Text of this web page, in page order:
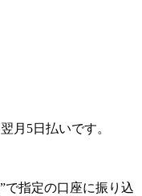
月5日払いです。
で指定の口座に振り込